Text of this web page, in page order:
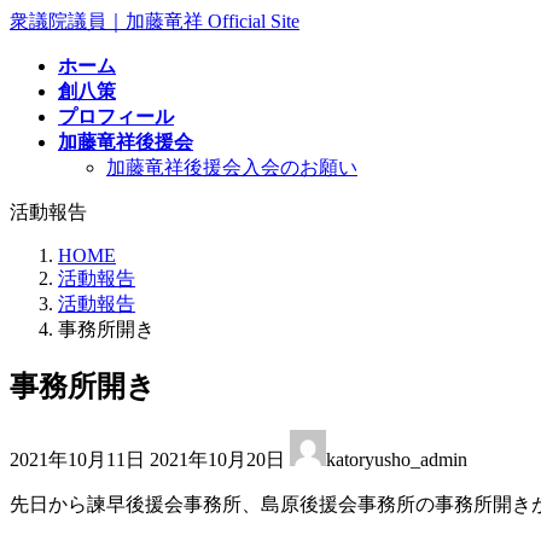
コ
ッ
ナ
移
衆議院議員｜加藤竜祥 Official Site
ホーム
創八策
プロフィール
加藤竜祥後援会
加藤竜祥後援会入会のお願い
活動報告
HOME
活動報告
活動報告
事務所開き
事務所開き
2021年10月11日 終
更
新
2021年10月20日 katoryusho_admin
先日から諫早後援会事務所、島原後援会事務所の事務所開き